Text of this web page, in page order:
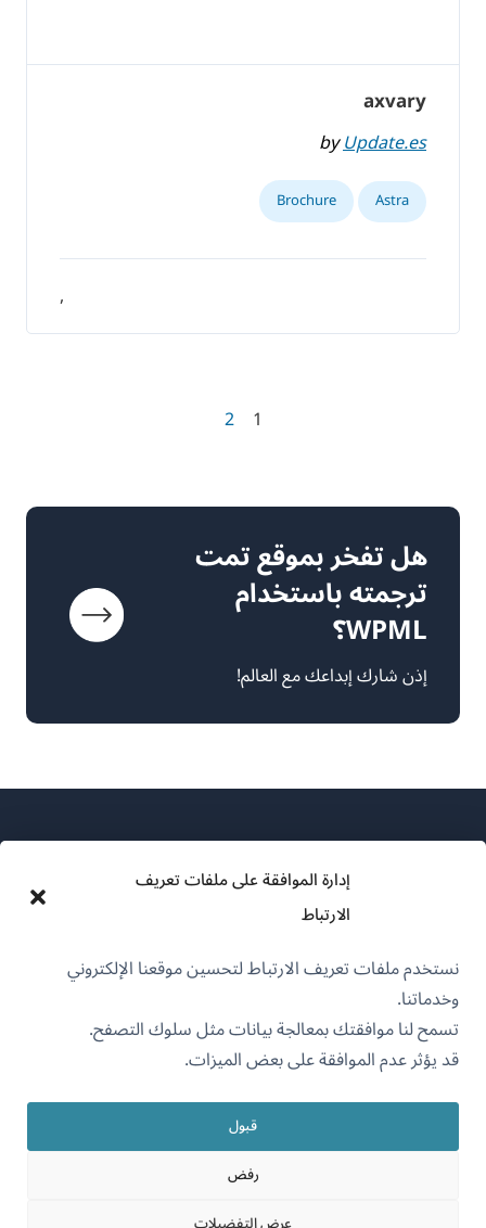
إدارة الموافقة على ملفات تعريف
الارتباط
نستخدم ملفات تعريف الارتباط لتحسين موقعنا الإلكتروني
وخدماتنا.
تسمح لنا موافقتك بمعالجة بيانات مثل سلوك التصفح.
قد يؤثر عدم الموافقة على بعض الميزات.
قبول
رفض
axvary
byUpdate.es
Astra
Brochure
,
1
2
هل تفخر بموقع تمت
ترجمته باستخدام
WPML؟
إذن شارك إبداعك مع العالم!
OnTheGoSystems Limited
العربية
سياسة GDPR والخصوصية
انضم إلى فريقنا (يفتح
جديدة)
(يفتح
نافذة
جديدة)
(يفتح
نافذة
جديدة)
(يفتح
جديدة)